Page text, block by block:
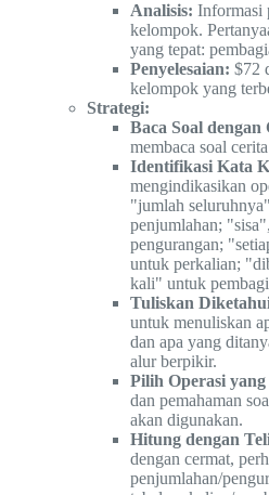
Analisis: Informasi
kelompok.
yang tepat:
Penyelesaian: $72
kelompok yang
Strategi:
Baca Soal dengan
membaca soal
Identifikasi Kata
mengindikasikan
"jumlah
penjumlahan;
pengurangan;
untuk perkalian;
kali" untuk
Tuliskan
untuk menuliskan
dan apa yang
alur berpikir.
Pilih Operasi yang
dan pemahaman
akan digunakan.
Hitung dengan
dengan cermat,
penjumlahan/